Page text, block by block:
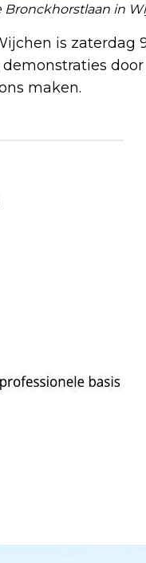
Bronckhorstlaan in
is zaterdag
maken.